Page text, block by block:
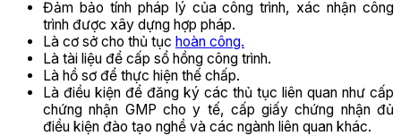
Đảm bảo tính pháp lý của công trình, xác nhận công
trình được xây dựng hợp pháp.
Là cơ sở cho thủ tục hoàn công.
Là tài liệu để cấp sổ hồng công trình.
Là hồ sơ để thực hiện thế chấp.
Là điều kiện để đăng ký các thủ tục liên quan như cấp
chứng nhận GMP cho y tế, cấp giấy chứng nhận đủ
điều kiện đào tạo nghề và các ngành liên quan khác.